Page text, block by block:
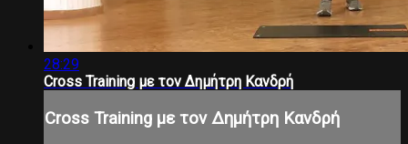
28:29
Cross Training με τον Δημήτρη Κανδρή
Cross Training με τον Δημήτρη Κανδρή